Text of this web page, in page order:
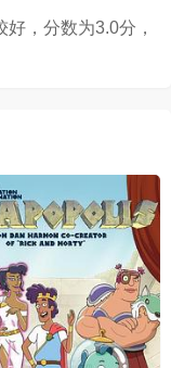
，分数为3.0分，